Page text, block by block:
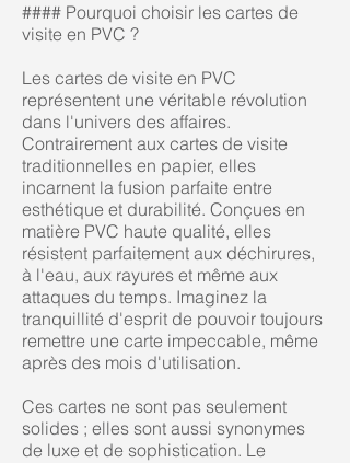
#### Pourquoi choisir les cartes de
visite en PVC ?
Les cartes de visite en PVC
représentent une véritable révolution
dans l'univers des affaires.
Contrairement aux cartes de visite
traditionnelles en papier, elles
incarnent la fusion parfaite entre
esthétique et durabilité. Conçues en
matière PVC haute qualité, elles
résistent parfaitement aux déchirures,
à l'eau, aux rayures et même aux
attaques du temps. Imaginez la
tranquillité d'esprit de pouvoir toujours
remettre une carte impeccable, même
après des mois d'utilisation.
Ces cartes ne sont pas seulement
solides ; elles sont aussi synonymes
de luxe et de sophistication. Le